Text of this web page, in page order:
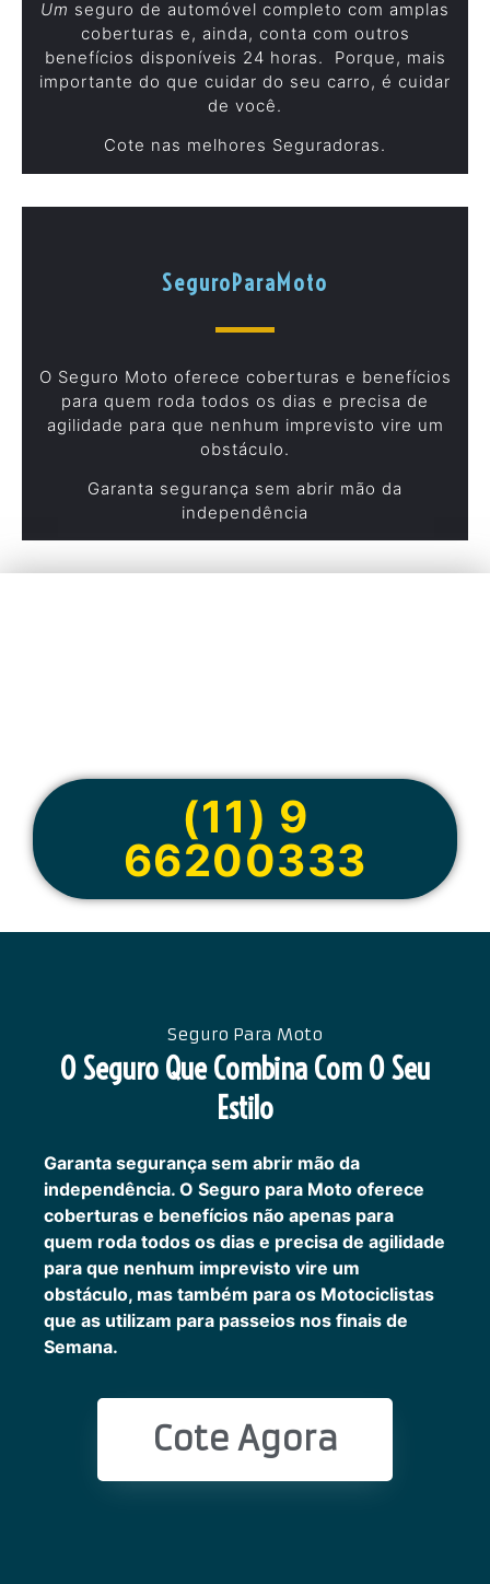
Um seguro de automóvel completo com amplas
coberturas e, ainda, conta com outros
benefícios disponíveis 24 horas. Porque, mais
importante do que cuidar do seu carro, é cuidar
de você.
Cote nas melhores Seguradoras.
SeguroParaMoto
O Seguro Moto oferece coberturas e benefícios
para quem roda todos os dias e precisa de
agilidade para que nenhum imprevisto vire um
obstáculo.
Garanta segurança sem abrir mão da
independência
(11) 9
66200333
Seguro Para Moto
O Seguro Que Combina Com O Seu
Estilo
Garanta segurança sem abrir mão da
independência. O Seguro para Moto oferece
coberturas e benefícios não apenas para
quem roda todos os dias e precisa de agilidade
para que nenhum imprevisto vire um
obstáculo, mas também para os Motociclistas
que as utilizam para passeios nos finais de
Semana.
Cote Agora